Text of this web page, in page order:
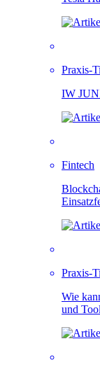
Praxis-
IW
Fintech
Praxis-
Wie
und